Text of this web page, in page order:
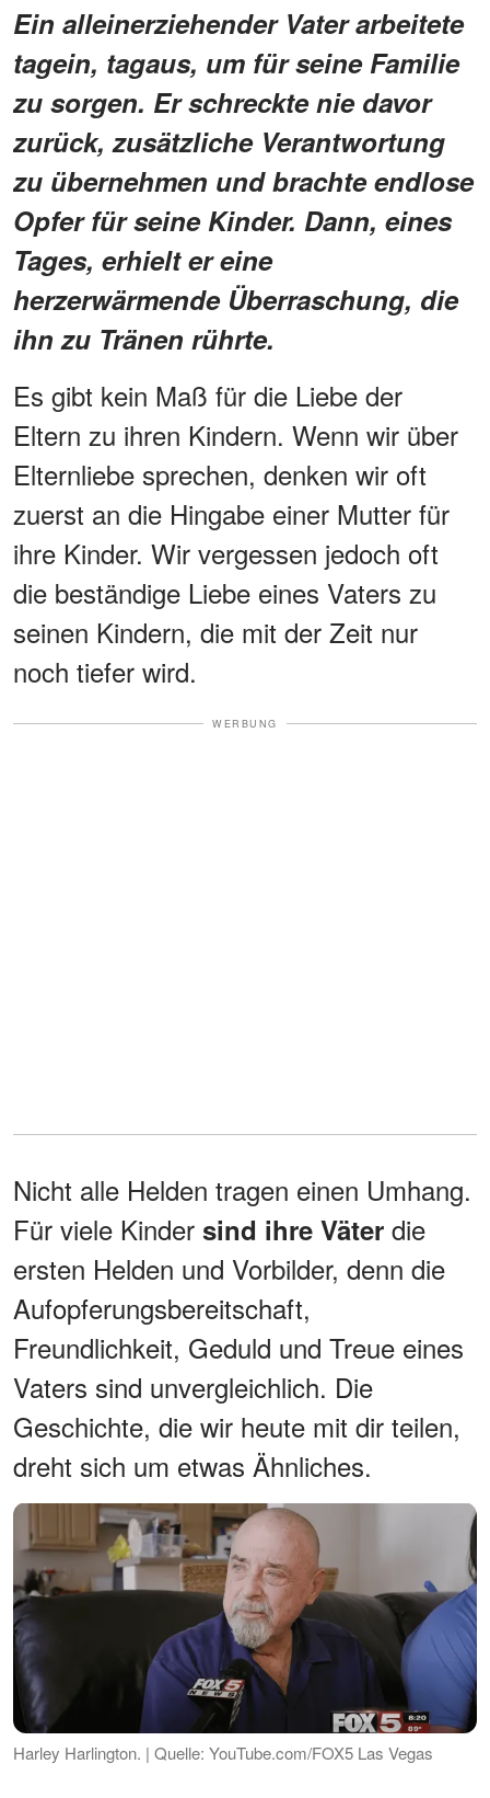
Ein alleinerziehender Vater arbeitete
tagein, tagaus, um für seine Familie
zu sorgen. Er schreckte nie davor
zurück, zusätzliche Verantwortung
zu übernehmen und brachte endlose
Opfer für seine Kinder. Dann, eines
Tages, erhielt er eine
herzerwärmende Überraschung, die
ihn zu Tränen rührte.
Es gibt kein Maß für die Liebe der
Eltern zu ihren Kindern. Wenn wir über
Elternliebe sprechen, denken wir oft
zuerst an die Hingabe einer Mutter für
ihre Kinder. Wir vergessen jedoch oft
die beständige Liebe eines Vaters zu
seinen Kindern, die mit der Zeit nur
noch tiefer wird.
WERBUNG
Nicht alle Helden tragen einen Umhang.
Für viele Kinder sind ihre Väter die
ersten Helden und Vorbilder, denn die
Aufopferungsbereitschaft,
Freundlichkeit, Geduld und Treue eines
Vaters sind unvergleichlich. Die
Geschichte, die wir heute mit dir teilen,
dreht sich um etwas Ähnliches.
Harley Harlington. | Quelle: YouTube.com/FOX5 Las Vegas